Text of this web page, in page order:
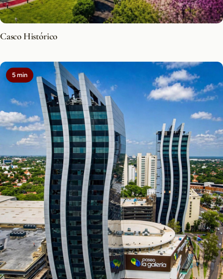
Casco Histórico
5 min